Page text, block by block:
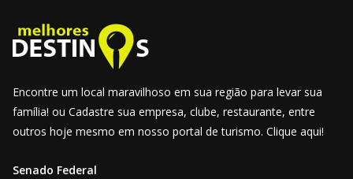
Encontre um local maravilhoso em sua região para levar sua
família! ou Cadastre sua empresa, clube, restaurante, entre
outros hoje mesmo em nosso portal de turismo. Clique aqui!
Senado Federal